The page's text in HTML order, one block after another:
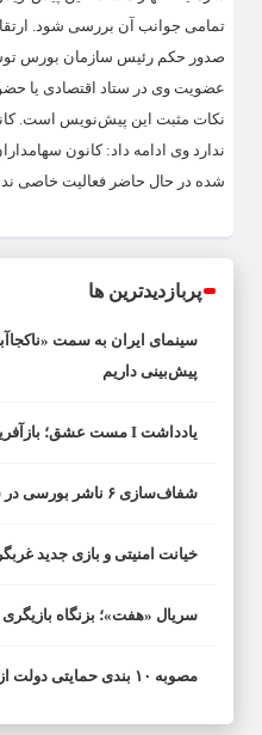
تمامی جوانب آن بررسی شود.
صدور حکم رئیس سازمان بورس
عضویت وی در ستاد اقتصادی یا
نکات مثبت این پیش‌نویس است.
ندارد وی ادامه داد: کانون
شده در حال حاضر فعالیت خاصی
پربازدیدترین ها
سینمای ایران به سمت
پیش‌بینی داریم
یادداشت I مست عشق؛ بازآفرینی جهانی پیام مولانا و شمس
شفاف‌سازی ۶ ناشر بورسی در سامانه کدال
خیانت امنیتی و بازی جدید
سریال «هفت»؛ بزنگاه
مصوبه ۱۰ بندی حمایتی دولت از بورس به لایحه بودجه پیوست شد